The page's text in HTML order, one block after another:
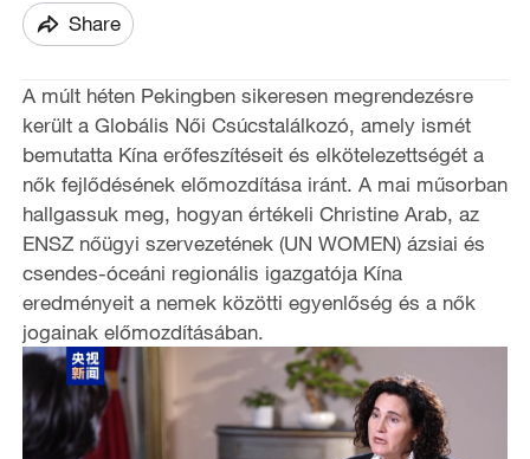
Share
A múlt héten Pekingben sikeresen megrendezésre
került a Globális Női Csúcstalálkozó, amely ismét
bemutatta Kína erőfeszítéseit és elkötelezettségét a
nők fejlődésének előmozdítása iránt. A mai műsorban
hallgassuk meg, hogyan értékeli Christine Arab, az
ENSZ nőügyi szervezetének (UN WOMEN) ázsiai és
csendes-óceáni regionális igazgatója Kína
eredményeit a nemek közötti egyenlőség és a nők
jogainak előmozdításában.